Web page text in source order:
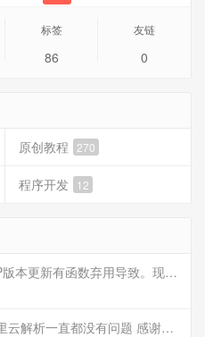
标签
86
友链
0
原创教程 270
程序开发 12
已经处理，因为是PHP版本更新有函数弃用导致。现已经修复
之前使用大佬的ros阿里云解析一直都没有问题 感谢大佬 但上个月开始阿里云的解析返回日志总是出错 日志值为alidns update error,不知为什么 所以请教一下大佬